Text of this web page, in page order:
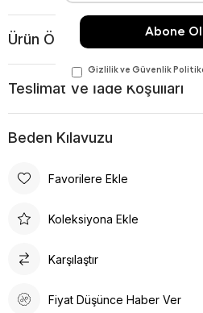
Ürün Önerileri
Teslimat Ve İade Koşulları
Beden Kılavuzu
Favorilere Ekle
Koleksiyona Ekle
Karşılaştır
Fiyat Düşünce Haber Ver